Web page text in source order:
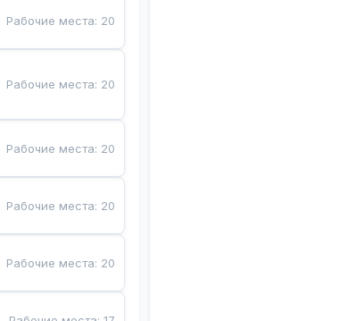
Рабочие места: 20
Рабочие места: 20
Рабочие места: 20
Рабочие места: 20
Рабочие места: 20